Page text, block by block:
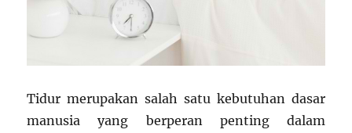
Tidur merupakan salah satu kebutuhan dasar
manusia yang berperan penting dalam